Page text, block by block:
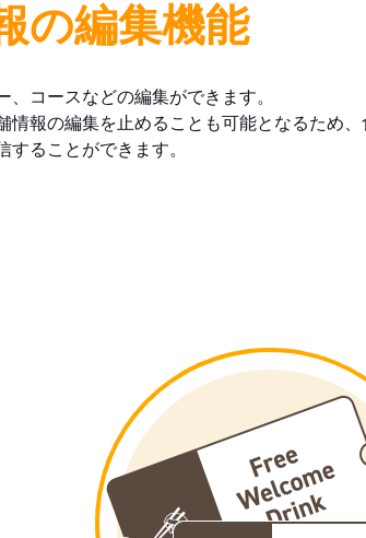
の編集機能
コースなどの編集ができます。
情報の編集を止めることも可能となるため
ることができます。